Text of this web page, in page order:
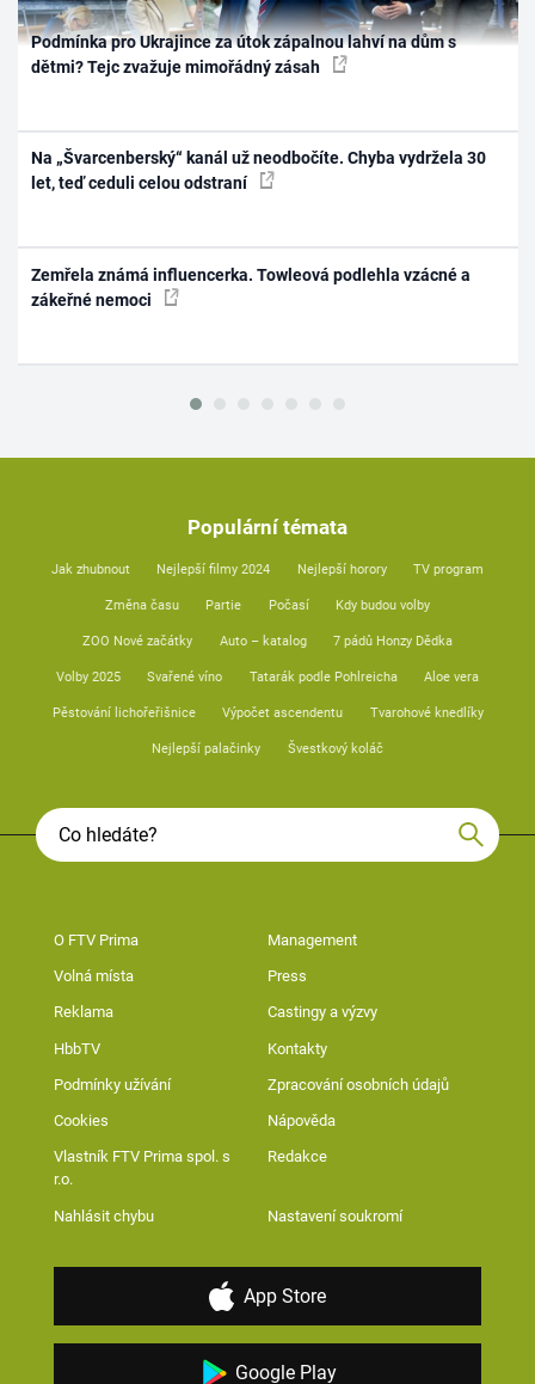
Podmínka pro Ukrajince za útok zápalnou lahví na dům s
dětmi? Tejc zvažuje mimořádný zásah
Na „Švarcenberský“ kanál už neodbočíte. Chyba vydržela 30
let, teď ceduli celou odstraní
Zemřela známá influencerka. Towleová podlehla vzácné a
zákeřné nemoci
Populární témata
Jak zhubnout Nejlepší filmy 2024 Nejlepší horory TV program
Změna času Partie Počasí Kdy budou volby
ZOO Nové začátky Auto – katalog 7 pádů Honzy Dědka
Volby 2025 Svařené víno Tatarák podle Pohlreicha Aloe vera
Pěstování lichořeřišnice Výpočet ascendentu Tvarohové knedlíky
Nejlepší palačinky Švestkový koláč
O FTV Prima Management
Volná místa Press
Reklama Castingy a výzvy
HbbTV Kontakty
Podmínky užívání Zpracování osobních údajů
Cookies Nápověda
Vlastník FTV Prima spol. s
r.o.
Redakce
Nahlásit chybu Nastavení soukromí
App Store
Google Play